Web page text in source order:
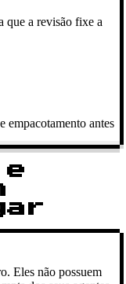
que a revisão fixe a
empacotamento antes
Eles não possuem